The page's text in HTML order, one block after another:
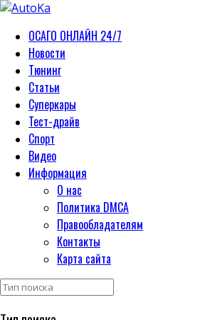
ОСАГО ОНЛАЙН 24/7
Новости
Тюнинг
Статьи
Суперкары
Тест-драйв
Спорт
Видео
Информация
О нас
Политика DMCA
Правообладателям
Контакты
Карта сайта